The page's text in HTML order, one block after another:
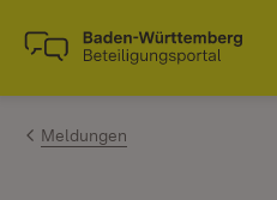
Zum Inhalt springen
Link zur Startseite
Meldungen